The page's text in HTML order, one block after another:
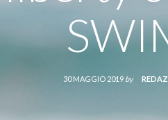
30 MAGGIO 2019 by